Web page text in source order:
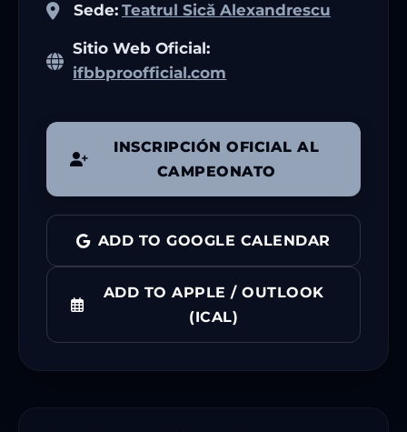
Sede: Teatrul Sică Alexandrescu
Sitio Web Oficial:
ifbbproofficial.com
INSCRIPCIÓN OFICIAL AL
CAMPEONATO
ADD TO GOOGLE CALENDAR
ADD TO APPLE / OUTLOOK
(ICAL)